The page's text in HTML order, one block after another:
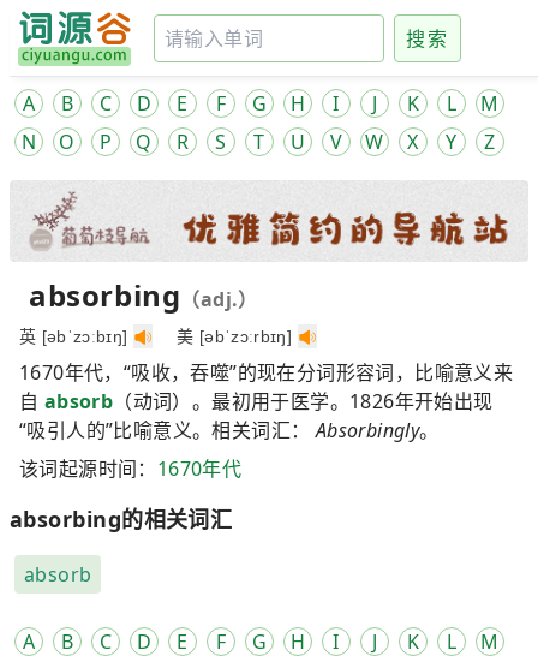
搜索
A B C D E F G H I J K L
M
N
O P Q R S T U V W X Y Z
absorbing （adj.）
英 [əbˈzɔːbɪŋ] 美 [əbˈzɔːrbɪŋ]
1670年代，“吸收，吞噬”的现在分词形容词，比喻意义来
自 absorb （动词）。最初用于医学。1826年开始出现
“吸引人的”比喻意义。相关词汇：Absorbingly。
该词起源时间： 1670年代
absorbing的相关词汇
absorb
A B C D E F G H I J K L
M